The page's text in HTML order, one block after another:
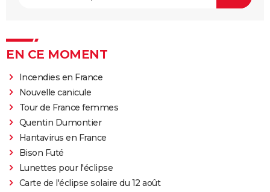
EN CE MOMENT
Incendies en France
Nouvelle canicule
Tour de France femmes
Quentin Dumontier
Hantavirus en France
Bison Futé
Lunettes pour l'éclipse
Carte de l'éclipse solaire du 12 août